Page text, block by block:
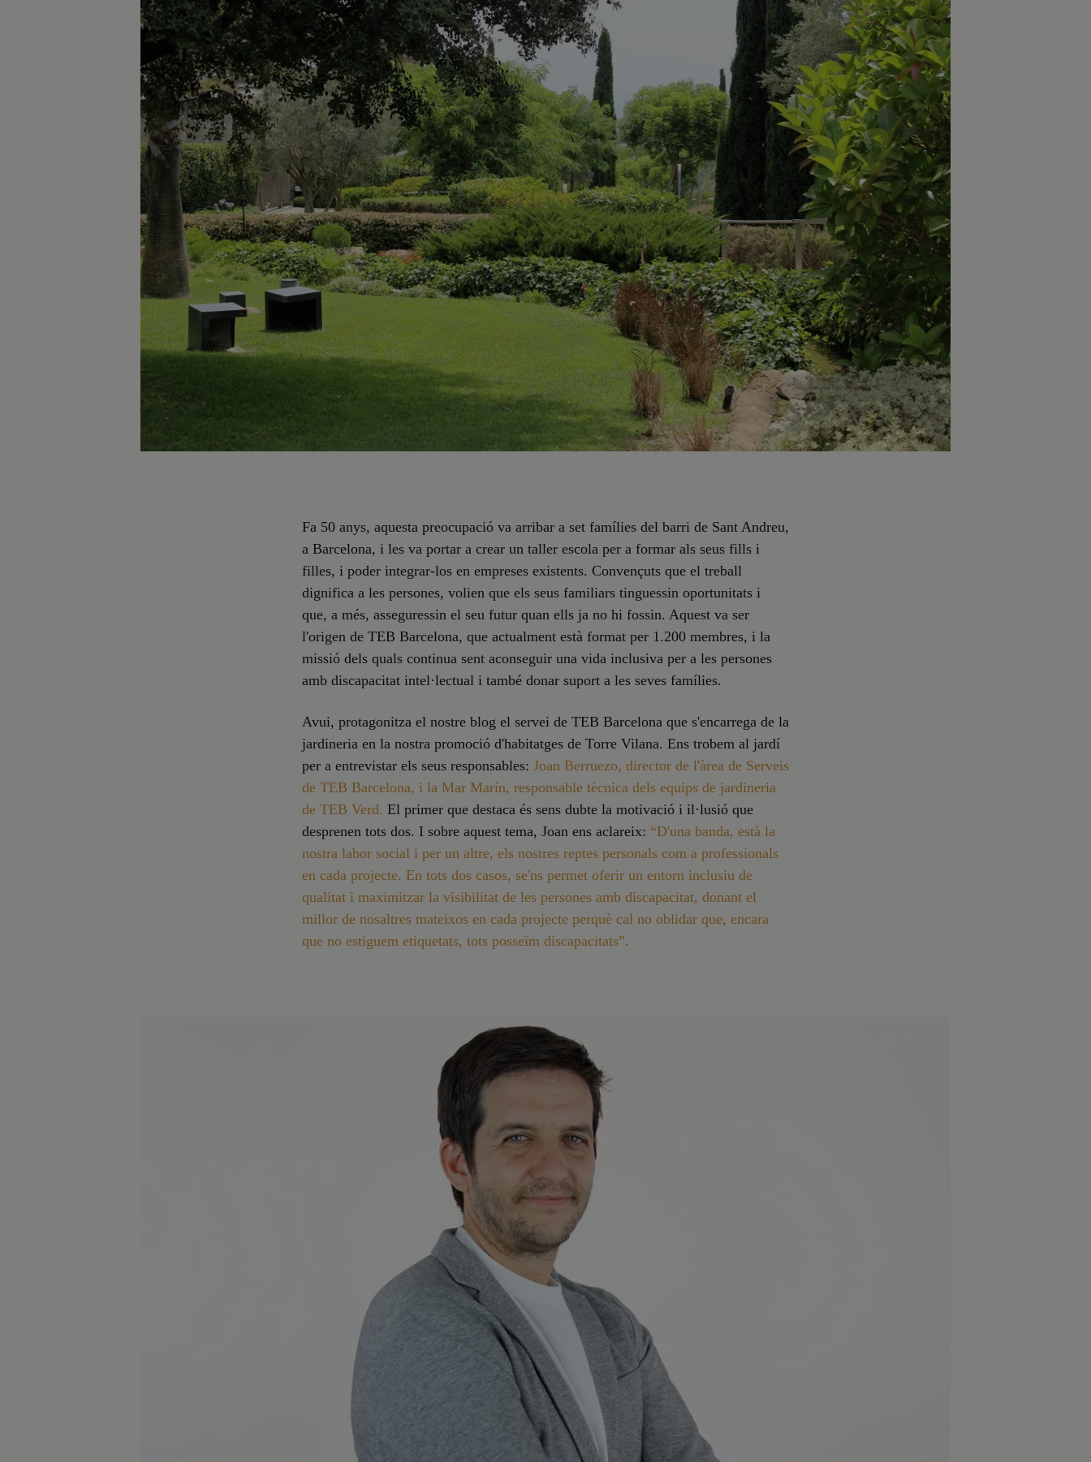
Fa 50 anys, aquesta preocupació va arribar a set famílies del barri de Sant Andreu,
a Barcelona, i les va portar a crear un taller escola per a formar als seus fills i
filles, i poder integrar-los en empreses existents. Convençuts que el treball
dignifica a les persones, volien que els seus familiars tinguessin oportunitats i
que, a més, asseguressin el seu futur quan ells ja no hi fossin. Aquest va ser
l'origen de TEB Barcelona, que actualment està format per 1.200 membres, i la
missió dels quals continua sent aconseguir una vida inclusiva per a les persones
amb discapacitat intel·lectual i també donar suport a les seves famílies.
Avui, protagonitza el nostre blog el servei de TEB Barcelona que s'encarrega de la
jardineria en la nostra promoció d'habitatges de Torre Vilana. Ens trobem al jardí
per a entrevistar els seus responsables: Joan Berruezo, director de l'àrea de Serveis
de TEB Barcelona, i la Mar Marín, responsable tècnica dels equips de jardineria
de TEB Verd. El primer que destaca és sens dubte la motivació i il·lusió que
desprenen tots dos. I sobre aquest tema, Joan ens aclareix: “D'una banda, està la
nostra labor social i per un altre, els nostres reptes personals com a professionals
en cada projecte. En tots dos casos, se'ns permet oferir un entorn inclusiu de
qualitat i maximitzar la visibilitat de les persones amb discapacitat, donant el
millor de nosaltres mateixos en cada projecte perquè cal no oblidar que, encara
que no estiguem etiquetats, tots posseïm discapacitats”.